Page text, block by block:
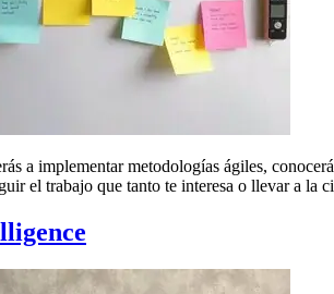
a implementar metodologías ágiles,
el trabajo que tanto te interesa o llevar a la